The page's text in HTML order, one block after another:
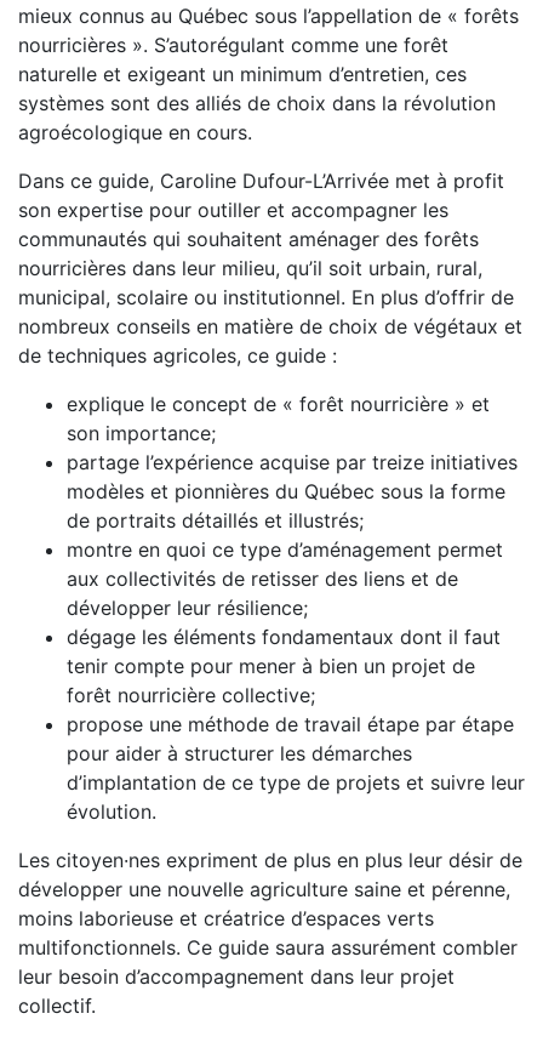
mieux connus au Québec sous l’appellation de « forêts
nourricières ». S’autorégulant comme une forêt
naturelle et exigeant un minimum d’entretien, ces
systèmes sont des alliés de choix dans la révolution
agroécologique en cours.
Dans ce guide, Caroline Dufour-L’Arrivée met à profit
son expertise pour outiller et accompagner les
communautés qui souhaitent aménager des forêts
nourricières dans leur milieu, qu’il soit urbain, rural,
municipal, scolaire ou institutionnel. En plus d’offrir de
nombreux conseils en matière de choix de végétaux et
de techniques agricoles, ce guide :
explique le concept de « forêt nourricière » et
son importance;
partage l’expérience acquise par treize initiatives
modèles et pionnières du Québec sous la forme
de portraits détaillés et illustrés;
montre en quoi ce type d’aménagement permet
aux collectivités de retisser des liens et de
développer leur résilience;
dégage les éléments fondamentaux dont il faut
tenir compte pour mener à bien un projet de
forêt nourricière collective;
propose une méthode de travail étape par étape
pour aider à structurer les démarches
d’implantation de ce type de projets et suivre leur
évolution.
Les citoyen·nes expriment de plus en plus leur désir de
développer une nouvelle agriculture saine et pérenne,
moins laborieuse et créatrice d’espaces verts
multifonctionnels. Ce guide saura assurément combler
leur besoin d’accompagnement dans leur projet
collectif.